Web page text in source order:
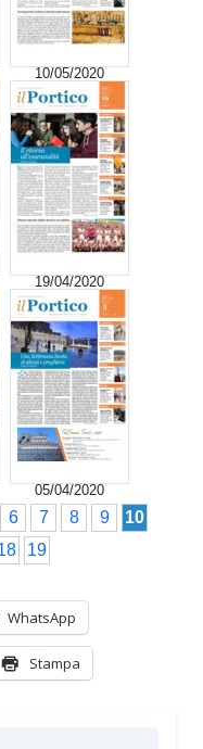
10/05/2020
19/04/2020
05/04/2020
6 7 8 9
10
19
WhatsApp
Stampa